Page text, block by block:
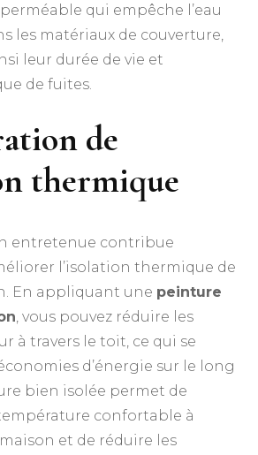
qui empêche l’eau
les matériaux de couverture,
leur durée de vie et
de fuites.
de
thermique
entretenue contribue
l’isolation thermique de
En appliquant une peinture
, vous pouvez réduire les
à travers le toit, ce qui se
d’énergie sur le long
bien isolée permet de
confortable à
et de réduire les